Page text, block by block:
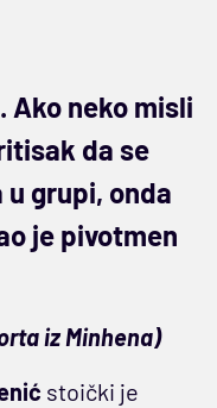
Ako neko misli
da se
grupi, onda
je pivotmen
iz Minhena)
stoički je